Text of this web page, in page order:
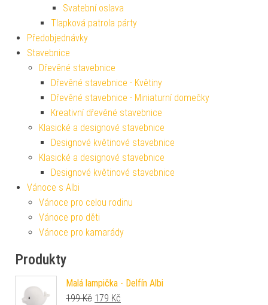
Svatební oslava
Tlapková patrola párty
Předobjednávky
Stavebnice
Dřevěné stavebnice
Dřevěné stavebnice - Květiny
Dřevěné stavebnice - Miniaturní domečky
Kreativní dřevěné stavebnice
Klasické a designové stavebnice
Designové květinové stavebnice
Klasické a designové stavebnice
Designové květinové stavebnice
Vánoce s Albi
Vánoce pro celou rodinu
Vánoce pro děti
Vánoce pro kamarády
Produkty
Malá lampička - Delfín Albi
199Kč Původní cena byla: 199 Kč.
179 Kč